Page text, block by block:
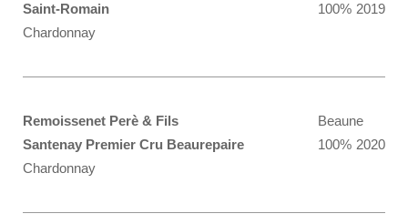
2019
Saint-Romain
100%
Chardonnay
Remoissenet Perè & Fils
Beaune
2020
Santenay Premier Cru Beaurepaire
100%
Chardonnay